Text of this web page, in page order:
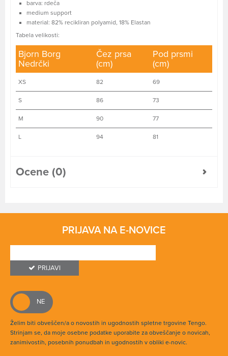
barva: rdeča
medium support
material: 82% recikliran polyamid, 18% Elastan
Tabela velikosti:
Bjorn Borg
Nedrčki
Čez prsa
(cm)
Pod prsmi
(cm)
XS 82 69
S 86 73
M 90 77
L 94 81
Ocene (0)
PRIJAVA NA E-NOVICE
PRIJAVI
Želim biti obveščen/a o novostih in ugodnostih spletne trgovine Tengo.
Strinjam se, da moje osebne podatke uporabite za obveščanje o novicah,
zanimivostih, posebnih ponudbah in ugodnostih v obliki e-novic.